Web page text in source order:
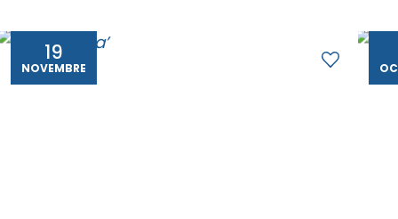
19
NOVEMBRE